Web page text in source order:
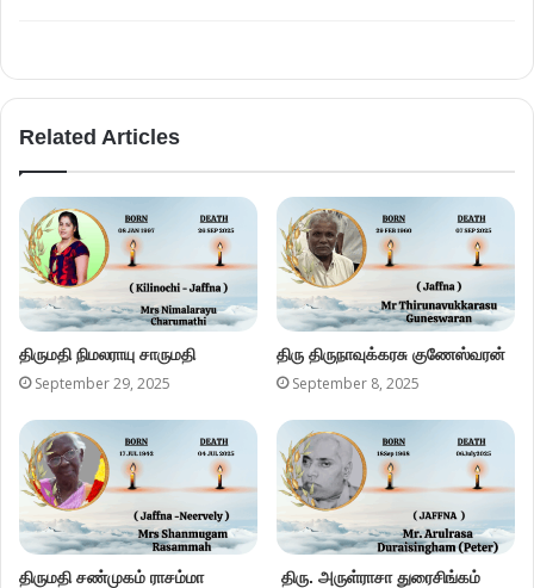
Related Articles
திருமதி நிமலராயு சாருமதி
September 29, 2025
திரு திருநாவுக்கரசு குணேஸ்வரன்
September 8, 2025
திருமதி சண்முகம் ராசம்மா திரு. அருள்ராசா துரைசிங்கம்